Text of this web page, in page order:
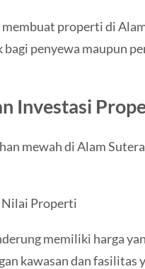
properti di
penyewa maupun
Investasi
mewah di Alam
Nilai Properti
memiliki harga
kawasan dan